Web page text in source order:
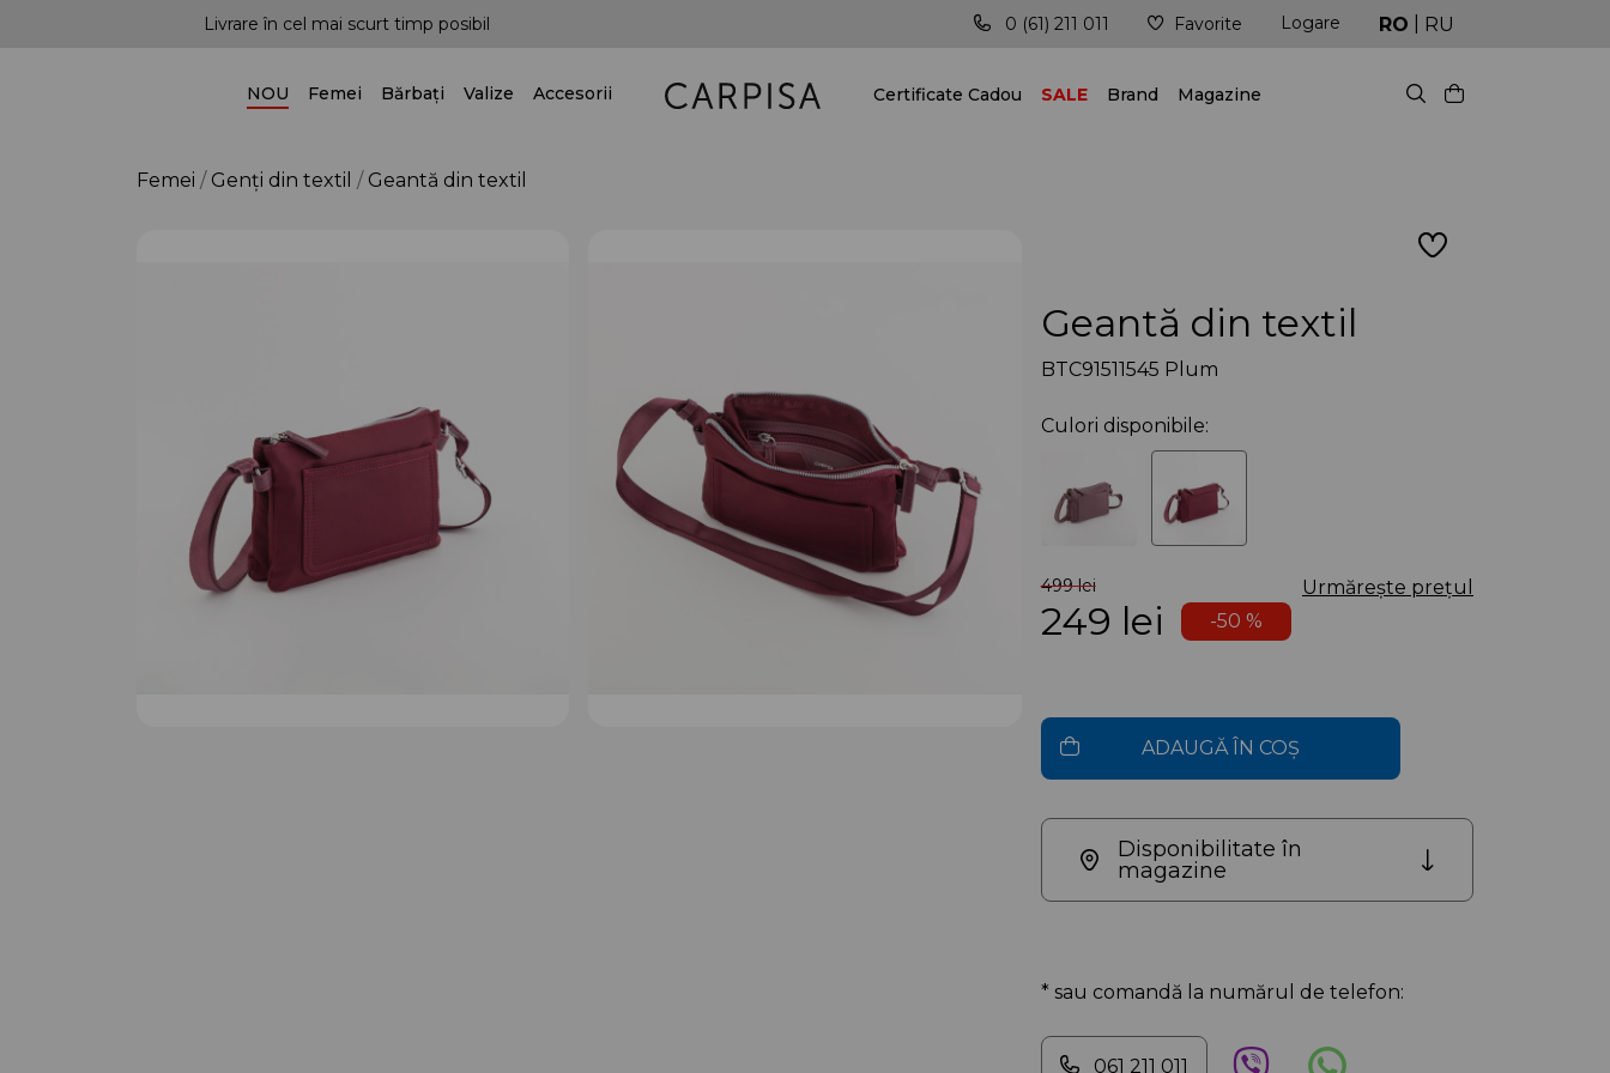
Posibilitatea livrării în toată țara! Vei fi mereu în pas cu ultimele tendințe! Livrare în cel mai scurt timp posibil
0 (61) 211 011 Favorite Logare RO RU
NOU Femei Bărbați Valize Accesorii Certificate Cadou SALE Brand Magazine
Femei Genți din textil Geantă din textil
Geantă din textil
BTC91511545 Plum
Culori disponibile:
499 lei Urmărește prețul
249 lei -50 %
ADAUGĂ ÎN COȘ
Disponibilitate în
magazine
* sau comandă la numărul de telefon:
061 211 011